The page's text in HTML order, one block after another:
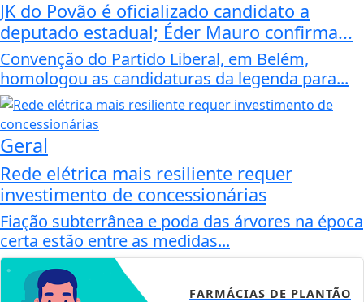
JK do Povão é oficializado candidato a
deputado estadual; Éder Mauro confirma...
Convenção do Partido Liberal, em Belém,
homologou as candidaturas da legenda para...
Geral
Rede elétrica mais resiliente requer
investimento de concessionárias
Fiação subterrânea e poda das árvores na época
certa estão entre as medidas...
FARMÁCIAS DE PLANTÃO